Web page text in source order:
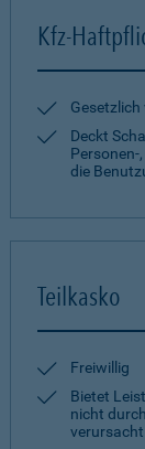
Kfz-
Deckt
Personen-
die
Teilkasko
Freiwillig
Bietet
nicht